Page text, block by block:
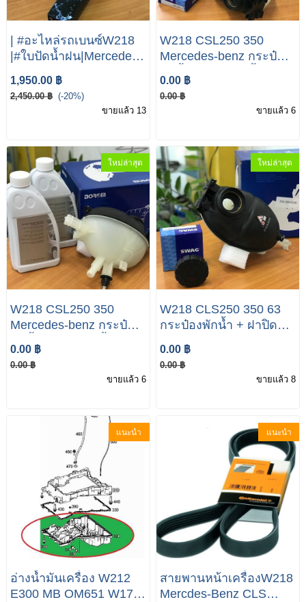
| #อะไหล่รถเบนซ์W218
|#ใบปัดน้ำฝน|Mercedes
63|
1,950.00 ฿
2,450.00 ฿ (-20%)
ขายแล้ว 13
W218 CSL250 350
Mercedes-benz กระป๋อง
พักน้ำ W218 CSL250
350
0.00 ฿
0.00 ฿
ขายแล้ว 6
ใหม่ล่าสุด
W218 CSL250 350
Mercedes-benz กระป๋อง
พักน้ำ(ถังพักหม้อน้ำ) ถัง
พักน้ำ + น้ำยาหม้อน้ำ
W218 CSL250 350
0.00 ฿
0.00 ฿
ขายแล้ว 6
ใหม่ล่าสุด
W218 CLS250 350 63
กระป๋องพักน้ำ + ฝาปิดถัง
Mercedes-benz กระป๋อง
พักน้ำ(ถังพักหม้อน้ำ) ถัง
พักน้ำ W218 CLS250
0.00 ฿
0.00 ฿
ขายแล้ว 8
แนะนำ
อ่างน้่ำมันเครื่อง W212
E300 MB OM651 W172
แนะนำ
สายพานหน้าเครื่องW218
Mercdes-Benz CLS